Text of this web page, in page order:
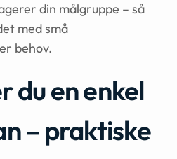
din målgruppe – så
med små
behov.
du en enkel
– praktiske